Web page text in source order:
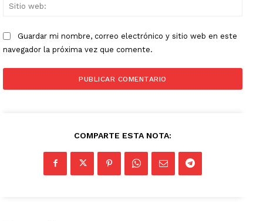
Guardar mi nombre, correo electrónico y sitio web en este
navegador la próxima vez que comente.
COMPARTE ESTA NOTA: